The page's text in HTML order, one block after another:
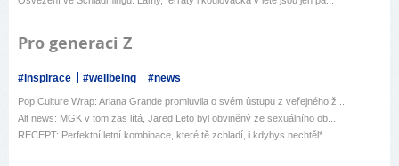
Pro generaci Z
#inspirace #wellbeing #news
Pop Culture Wrap: Ariana Grande promluvila o svém ústupu z veřejného ž...
Alt news: MGK v tom zas lítá, Jared Leto byl obviněný ze sexuálního ob...
RECEPT: Perfektní letní kombinace, které tě zchladí, i kdybys nechtěl*...